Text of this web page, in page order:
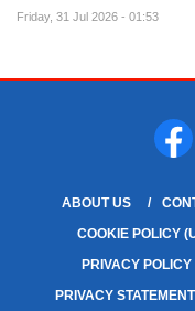
Friday, 31 Jul 2026 - 01:53
ABOUT US
COOKIE POLICY
PRIVACY POLICY
PRIVACY